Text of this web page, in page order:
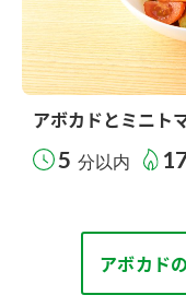
アボカドとミニト
5 分以内
アボカド